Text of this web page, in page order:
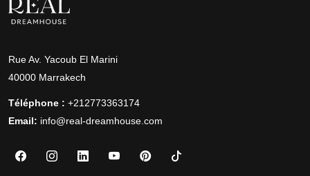
Rue Av. Yacoub El Marini
40000 Marrakech
Téléphone : +212773363174
Email: info@real-dreamhouse.com